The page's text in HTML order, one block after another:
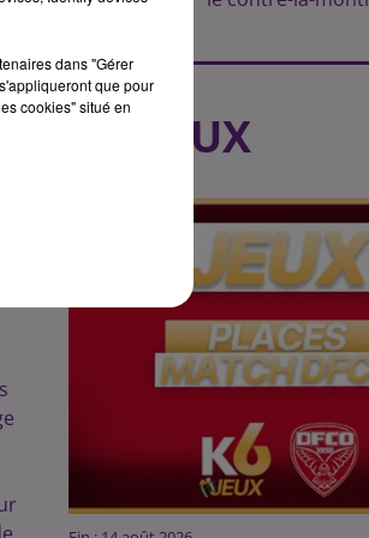
LES JEUX
dans "Gérer
que pour
cookies" situé en